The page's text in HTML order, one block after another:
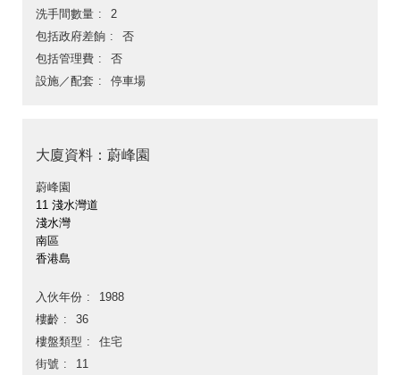
洗手間數量
2
包括政府差餉
否
包括管理費
否
設施／配套
停車場
大廈資料：蔚峰園
蔚峰園
11 淺水灣道
淺水灣
南區
香港島
入伙年份
1988
樓齡
36
樓盤類型
住宅
街號
11